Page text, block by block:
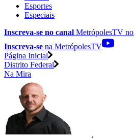
Esportes
Especiais
Inscreva-se no canal MetrópolesTV no
Inscreva-se na MetrópolesTV
Página Inicial
Distrito Federal
Na Mira